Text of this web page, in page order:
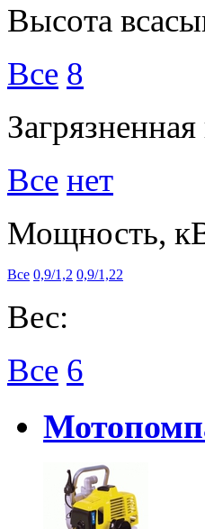
Высота
Все 8
Загрязненная
Все нет
Мощность,
Все 0,9/1,2 0,9/1,22
Вес:
Все 6